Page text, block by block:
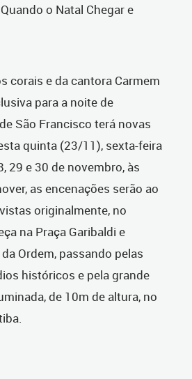
o Natal Chegar e
corais e da cantora Carmem
para a noite de
São Francisco terá novas
quinta (23/11), sexta-feira
29 e 30 de novembro, às
as encenações serão ao
originalmente, no
na Praça Garibaldi e
Ordem, passando pelas
históricos e pela grande
de 10m de altura, no